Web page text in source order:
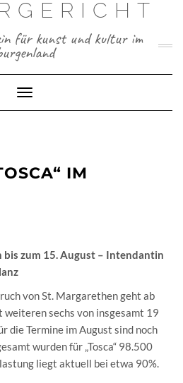
für kunst und kultur im
Toggle
Navigation
IM
bis zum 15. August – Intendantin
von St. Margarethen geht ab
sechs von insgesamt 19
die Termine im August sind noch
wurden für „Tosca“ 98.500
liegt aktuell bei etwa 90%.